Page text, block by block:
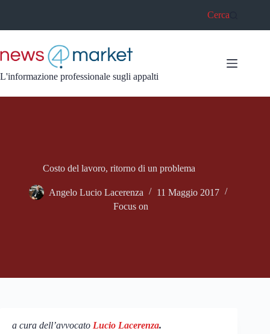
Cerca
L'informazione professionale sugli appalti
Costo del lavoro, ritorno di un problema
Angelo Lucio Lacerenza
11 Maggio 2017
Focus on
a cura dell’avvocato Lucio Lacerenza.